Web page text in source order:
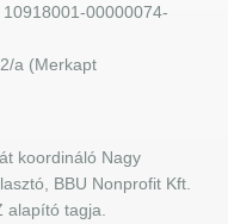
00000074-
a (Merkapt
koordináló Nagy
BBU Nonprofit Kft.
alapító tagja.